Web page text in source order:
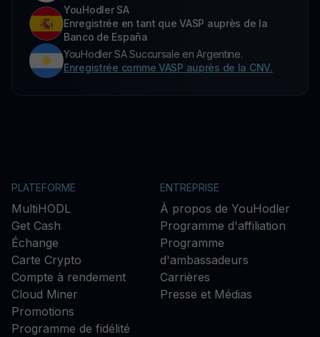
YouHodler SA
Enregistrée en tant que VASP auprès de la
Banco de España
YouHodler SA Succursale en Argentine.
Enregistrée comme VASP auprès de la CNV.
PLATEFORME
MultiHODL
Get Cash
Échange
Carte Crypto
Compte à rendement
Cloud Miner
Promotions
Programme de fidélité
ENTREPRISE
À propos de YouHodler
Programme d'affiliation
Programme
d'ambassadeurs
Carrières
Presse et Médias